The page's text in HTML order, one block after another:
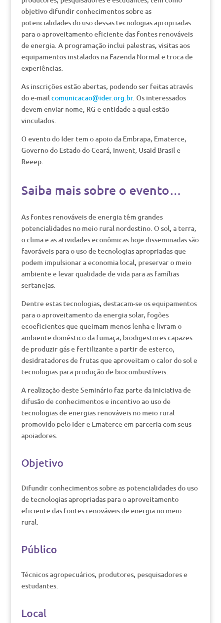
objetivo difundir conhecimentos sobre as
potencialidades do uso dessas tecnologias apropriadas
para o aproveitamento eficiente das fontes renováveis
de energia. A programação inclui palestras, visitas aos
equipamentos instalados na Fazenda Normal e troca de
experiências.
As inscrições estão abertas, podendo ser feitas através
do e-mailcomunicacao@ider.org.br. Os interessados
devem enviar nome, RG e entidade a qual estão
vinculados.
O evento do Ider tem o apoio da Embrapa, Ematerce,
Governo do Estado do Ceará, Inwent, Usaid Brasil e
Reeep.
Saiba mais sobre o evento…
As fontes renováveis de energia têm grandes
potencialidades no meio rural nordestino. O sol, a terra,
o clima e as atividades econômicas hoje disseminadas são
favoráveis para o uso de tecnologias apropriadas que
podem impulsionar a economia local, preservar o meio
ambiente e levar qualidade de vida para as famílias
sertanejas.
Dentre estas tecnologias, destacam-se os equipamentos
para o aproveitamento da energia solar, fogões
ecoeficientes que queimam menos lenha e livram o
ambiente doméstico da fumaça, biodigestores capazes
de produzir gás e fertilizante a partir de esterco,
desidratadores de frutas que aproveitam o calor do sol e
tecnologias para produção de biocombustíveis.
A realização deste Seminário faz parte da iniciativa de
difusão de conhecimentos e incentivo ao uso de
tecnologias de energias renováveis no meio rural
promovido pelo Ider e Ematerce em parceria com seus
apoiadores.
Objetivo
Difundir conhecimentos sobre as potencialidades do uso
de tecnologias apropriadas para o aproveitamento
eficiente das fontes renováveis de energia no meio
rural.
Público
Técnicos agropecuários, produtores, pesquisadores e
estudantes.
Local